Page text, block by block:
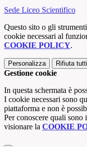
Sede Liceo Scientifico
Questo sito o gli
cookie necessari al
COOKIE POLICY.
Personalizza Rifiuta tutti
Gestione cookie
In questa schermata è
I cookie necessari sono
piattaforma e non è
Per conoscere quali sono
visionare la COOKIE